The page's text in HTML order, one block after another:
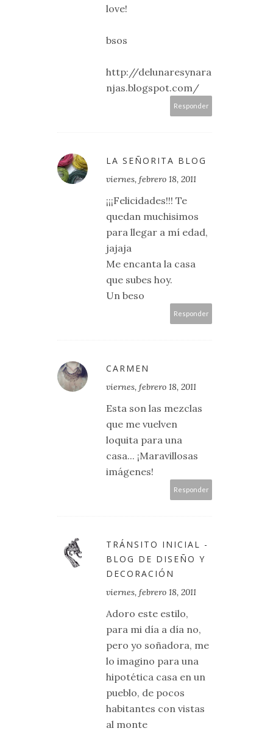
love!
bsos
http://delunaresynara
njas.blogspot.com/
Responder
LA SEÑORITA BLOG
viernes, febrero 18, 2011
¡¡¡Felicidades!!! Te
quedan muchisimos
para llegar a mí edad,
jajaja
Me encanta la casa
que subes hoy.
Un beso
Responder
CARMEN
viernes, febrero 18, 2011
Esta son las mezclas
que me vuelven
loquita para una
casa... ¡Maravillosas
imágenes!
Responder
TRÁNSITO INICIAL -
BLOG DE DISEÑO Y
DECORACIÓN
viernes, febrero 18, 2011
Adoro este estilo,
para mi día a día no,
pero yo soñadora, me
lo imagino para una
hipotética casa en un
pueblo, de pocos
habitantes con vistas
al monte